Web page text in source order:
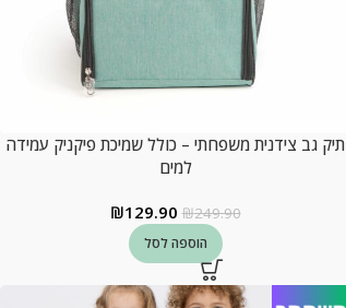
תיק גב צידנית משפחתי – כולל שמיכת פיקניק עמידה
למים
₪249.90
₪129.90
הוספה לסל